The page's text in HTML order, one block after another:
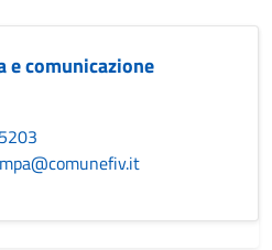
e comunicazione